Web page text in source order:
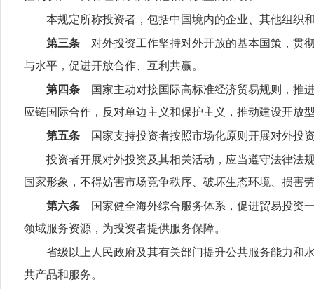
本规定所称投资者，包括中国境内的企业、其他组织
第三条 对外投资工作坚持对外开放的基本国策，贯
与水平，促进开放合作、互利共赢。
第四条 国家主动对接国际高标准经济贸易规则，推
应链国际合作，反对单边主义和保护主义，推动建设开放
第五条 国家支持投资者按照市场化原则开展对外投
投资者开展对外投资及其相关活动，应当遵守法律法
国家形象，不得妨害市场竞争秩序、破坏生态环境、损害
第六条 国家健全海外综合服务体系，促进贸易投资
领域服务资源，为投资者提供服务保障。
省级以上人民政府及其有关部门提升公共服务能力和
共产品和服务。